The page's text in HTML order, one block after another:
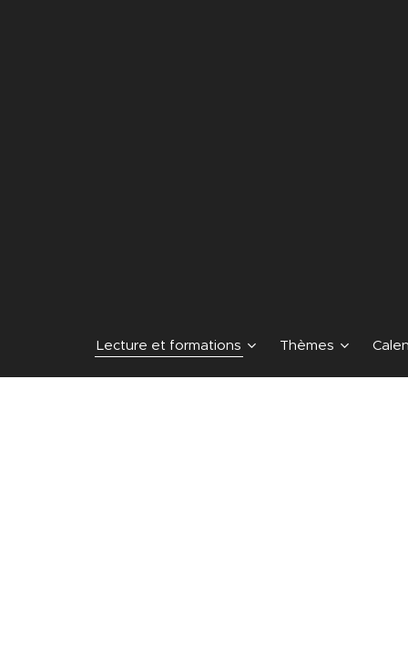
Lecture et formations Thèmes